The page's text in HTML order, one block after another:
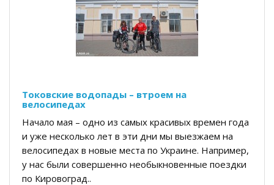
Токовские водопады – втроем на
велосипедах
Начало мая – одно из самых красивых времен года
и уже несколько лет в эти дни мы выезжаем на
велосипедах в новые места по Украине. Например,
у нас были совершенно необыкновенные поездки
по Кировоград..